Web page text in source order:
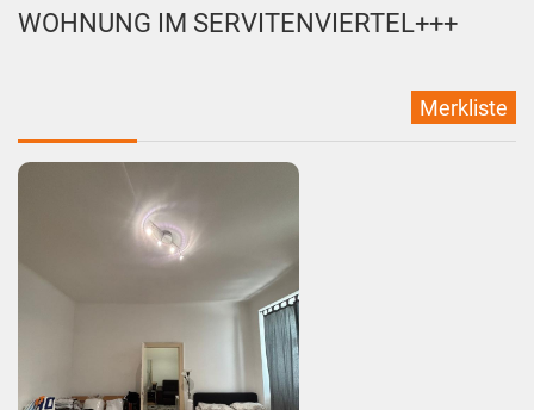
WOHNUNG IM SERVITENVIERTEL+++
Merkliste